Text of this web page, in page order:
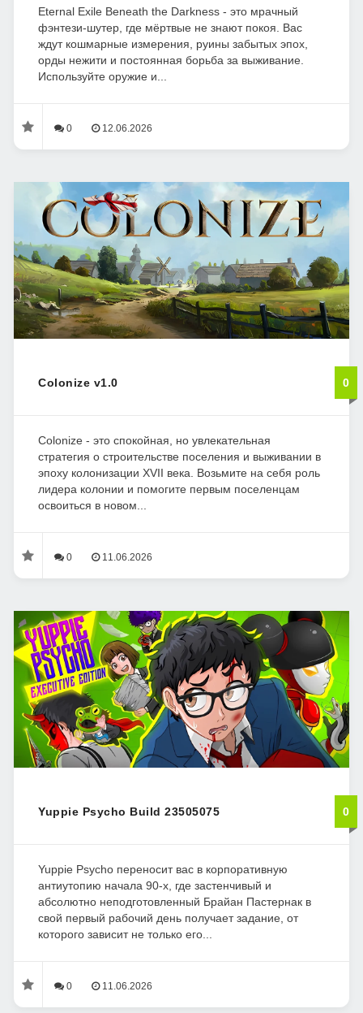
Eternal Exile Beneath the Darkness - это мрачный
фэнтези-шутер, где мёртвые не знают покоя. Вас
ждут кошмарные измерения, руины забытых эпох,
орды нежити и постоянная борьба за выживание.
Используйте оружие и...
0 12.06.2026
Colonize v1.0 0
Colonize - это спокойная, но увлекательная
стратегия о строительстве поселения и выживании в
эпоху колонизации XVII века. Возьмите на себя роль
лидера колонии и помогите первым поселенцам
освоиться в новом...
0 11.06.2026
Yuppie Psycho Build 23505075 0
Yuppie Psycho переносит вас в корпоративную
антиутопию начала 90-х, где застенчивый и
абсолютно неподготовленный Брайан Пастернак в
свой первый рабочий день получает задание, от
которого зависит не только его...
0 11.06.2026